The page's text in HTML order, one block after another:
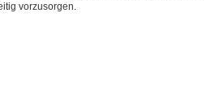
vorzusorgen.